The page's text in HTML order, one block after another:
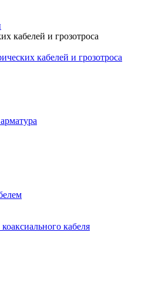
кабелей и грозотроса
кабелей и грозотроса
кабеля